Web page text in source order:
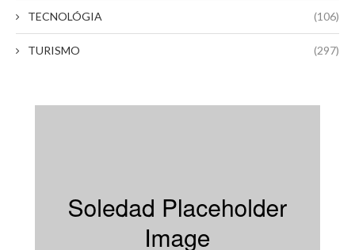
TECNOLÓGIA (106)
TURISMO (297)